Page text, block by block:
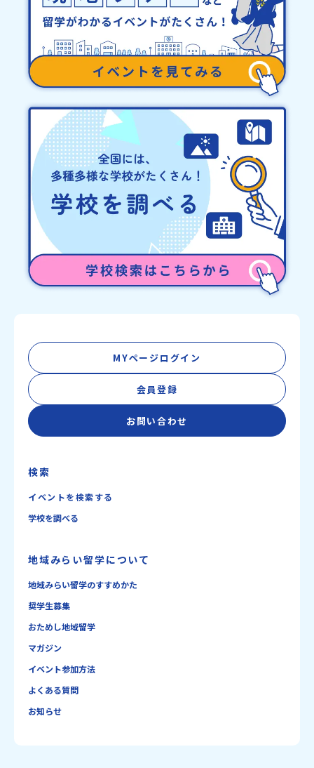
MYページログイン
会員登録
お問い合わせ
検索
イベントを検索する
学校を調べる
地域みらい留学について
地域みらい留学のすすめかた
奨学生募集
おためし地域留学
マガジン
イベント参加方法
よくある質問
お知らせ